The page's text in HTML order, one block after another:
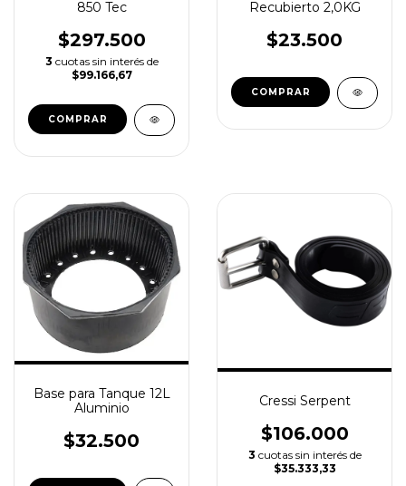
850 Tec
$297.500
3 cuotas sin interés de
$99.166,67
COMPRAR
Recubierto 2,0KG
$23.500
COMPRAR
Base para Tanque 12L
Aluminio
$32.500
Cressi Serpent
$106.000
3 cuotas sin interés de
$35.333,33